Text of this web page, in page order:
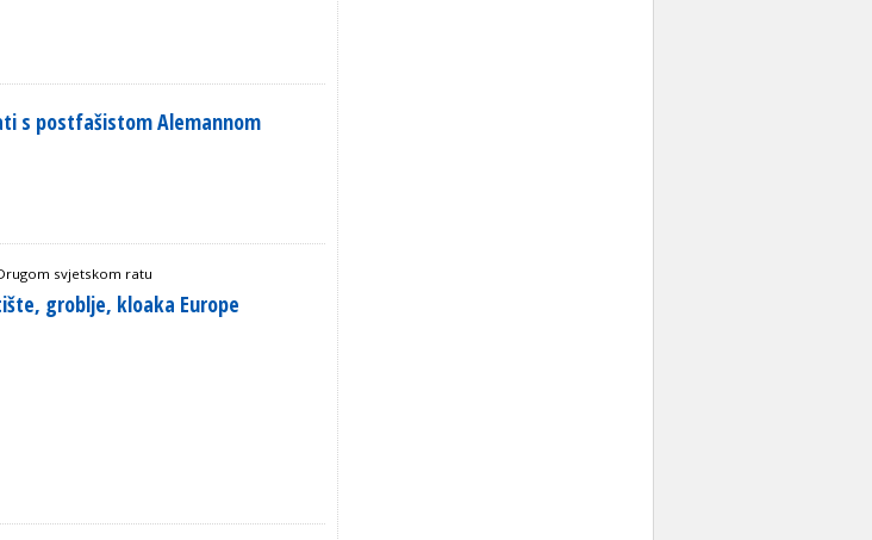
s postfašistom Alemannom
svjetskom ratu
groblje, kloaka Europe